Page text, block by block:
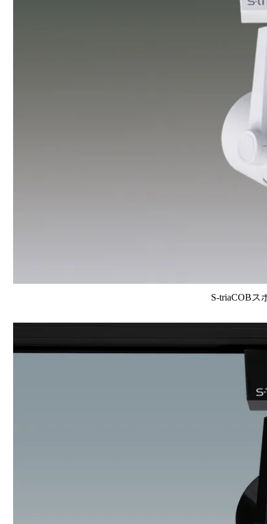
S-triaCOBス